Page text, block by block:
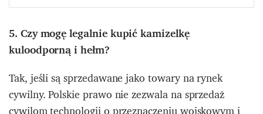
5. Czy mogę legalnie kupić kamizelkę
kuloodporną i hełm?
Tak, jeśli są sprzedawane jako towary na rynek
cywilny. Polskie prawo nie zezwala na sprzedaż